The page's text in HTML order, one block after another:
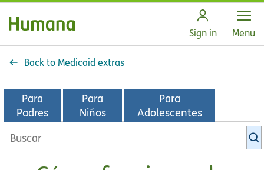
Sign in Open
Menu
Back to Medicaid extras
Para
Padres
Para
Niños
Para
Adolescentes
Buscar
en